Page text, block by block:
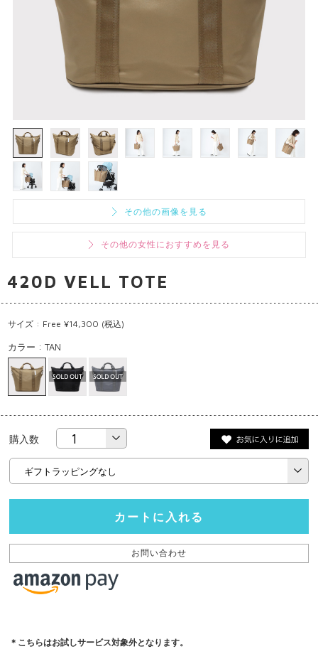
その他の画像を見る
その他の女性におすすめを見る
420D VELL TOTE
サイズ : Free ¥14,300 (税込)
カラー : TAN
購入数
カートに入れる
お問い合わせ
＊ こちらはお試しサービス対象外となります。